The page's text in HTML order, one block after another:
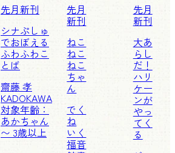
先月新刊
シナぷしゅ
でおぼえる
ふわふわこ
とば
齋藤 孝
KADOKAWA
対象年齢：
あかちゃん
〜 3歳以上
先月
新刊
ねこ
ねこ
ねこ
ちゃ
ん
でく
ね
いく
福音
先月
新刊
大あ
らし
だ！
ハリ
ケー
ンが
やっ
てく
る